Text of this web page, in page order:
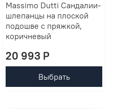
Massimo Dutti Сандалии-
шлепанцы на плоской
подошве с пряжкой,
коричневый
20 993 P
Выбрать